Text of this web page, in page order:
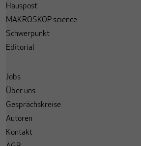
Hauspost
MAKROSKOP science
Schwerpunkt
Editorial
Jobs
Über uns
Gesprächskreise
Autoren
Kontakt